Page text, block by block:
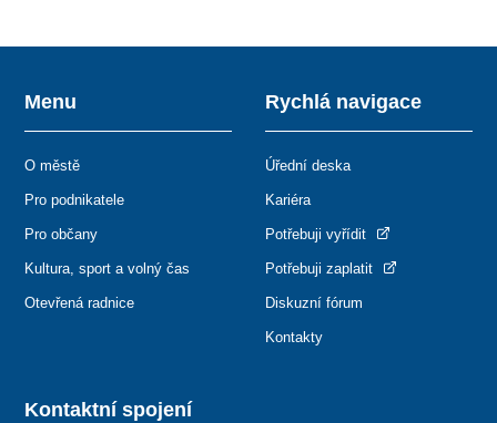
Kontaktní spojení
Menu
O městě
Pro podnikatele
Pro občany
Kultura, sport a volný čas
Otevřená radnice
Rychlá navigace
Úřední deska
Kariéra
Potřebuji vyřídit
Potřebuji zaplatit
Diskuzní fórum
Kontakty